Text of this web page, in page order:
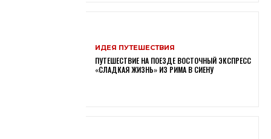
ИДЕЯ ПУТЕШЕСТВИЯ
ПУТЕШЕСТВИЕ НА ПОЕЗДЕ ВОСТОЧНЫЙ ЭКСПРЕСС
«СЛАДКАЯ ЖИЗНЬ» ИЗ РИМА В СИЕНУ